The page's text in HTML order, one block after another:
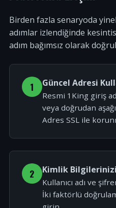
Birden fazla senaryoda
adımlar izlendiğinde
adım bağımsız olarak
1 Güncel Adresi
Resmi 1King giriş
veya doğrudan
Adres SSL ile
2 Kimlik
Kullanıcı adı ve
İki faktörlü